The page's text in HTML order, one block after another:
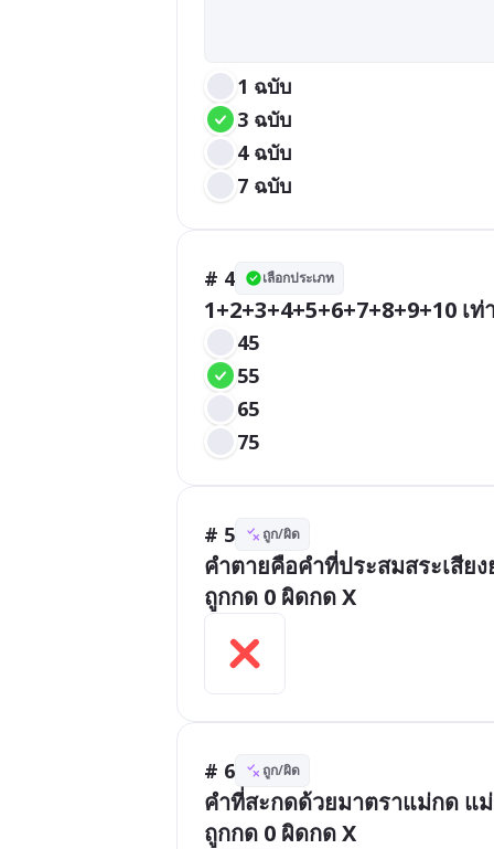
1 ฉบับ
3 ฉบับ
4 ฉบับ
7 ฉบับ
# 4 เลือกประเภท
1+2+3+4+5+6+7+8+9+10 เท่
45
55
65
75
# 5 ถูก/ผิด
คำตายคือคำที่ประสมสระเสีย
ถูกกด 0 ผิดกด X
# 6 ถูก/ผิด
คำที่สะกดด้วยมาตราแม่กด แ
ถูกกด 0 ผิดกด X